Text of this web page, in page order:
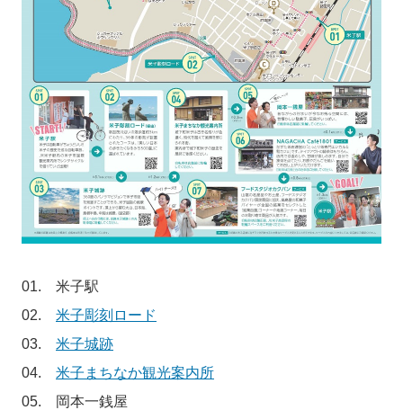
01. 米子駅
02. 米子彫刻ロード
03. 米子城跡
04. 米子まちなか観光案内所
05. 岡本一銭屋